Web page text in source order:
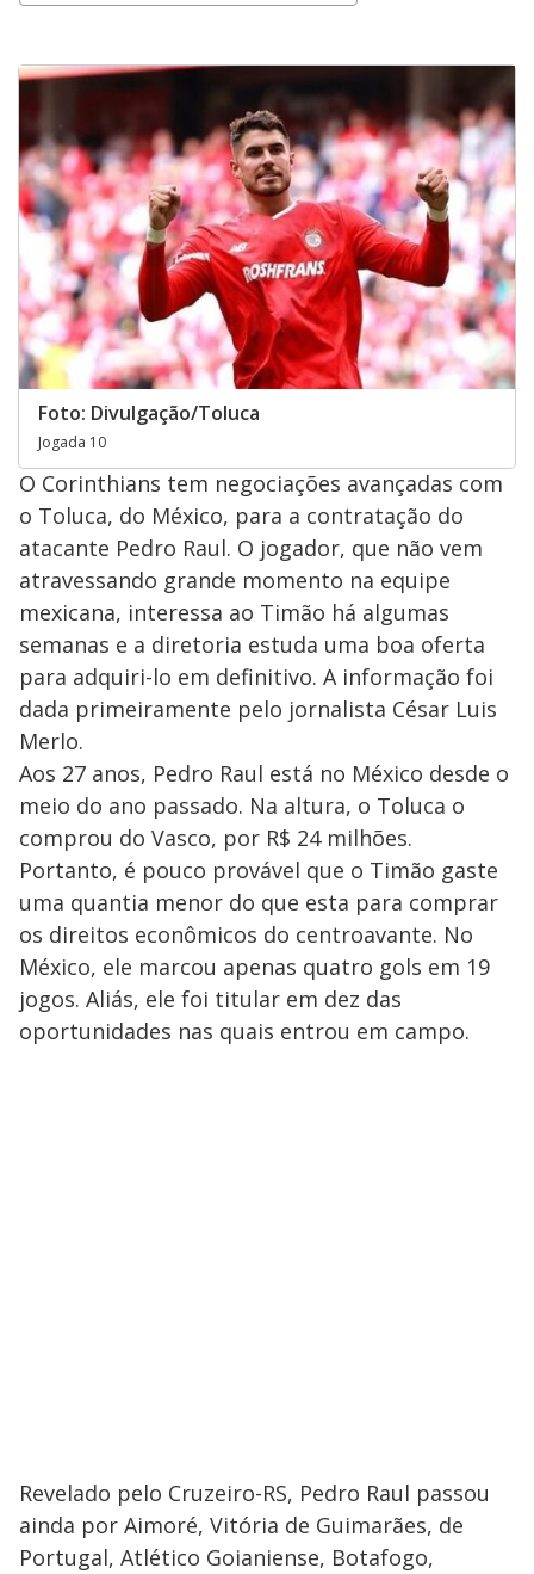
Foto: Divulgação/Toluca
Jogada 10
O Corinthians tem negociações avançadas com
o Toluca, do México, para a contratação do
atacante Pedro Raul. O jogador, que não vem
atravessando grande momento na equipe
mexicana, interessa ao Timão há algumas
semanas e a diretoria estuda uma boa oferta
para adquiri-lo em definitivo. A informação foi
dada primeiramente pelo jornalista César Luis
Merlo.
Aos 27 anos, Pedro Raul está no México desde o
meio do ano passado. Na altura, o Toluca o
comprou do Vasco, por R$ 24 milhões.
Portanto, é pouco provável que o Timão gaste
uma quantia menor do que esta para comprar
os direitos econômicos do centroavante. No
México, ele marcou apenas quatro gols em 19
jogos. Aliás, ele foi titular em dez das
oportunidades nas quais entrou em campo.
Revelado pelo Cruzeiro-RS, Pedro Raul passou
ainda por Aimoré, Vitória de Guimarães, de
Portugal, Atlético Goianiense, Botafogo,